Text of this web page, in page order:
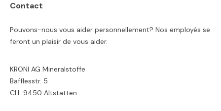
Contact
Pouvons-nous vous aider personnellement? Nos employés se
feront un plaisir de vous aider.
KRONI AG Mineralstoffe
Bafflesstr. 5
CH-9450 Altstätten